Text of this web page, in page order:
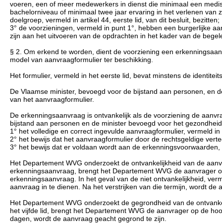
voeren, een of meer medewerkers in dienst die minimaal een
bachelorniveau of minimaal twee jaar ervaring in het verlenen
doelgroep, vermeld in artikel 44, eerste lid, van dit besluit, bezitten;
3° de voorzieningen, vermeld in punt 1°, hebben een burgerlijke
zijn aan het uitvoeren van de opdrachten in het kader van de
§ 2. Om erkend te worden, dient de voorziening een
model van aanvraagformulier ter beschikking.
Het formulier, vermeld in het eerste lid, bevat minstens de
De Vlaamse minister, bevoegd voor de bijstand aan personen, en
van het aanvraagformulier.
De erkenningsaanvraag is ontvankelijk als de voorziening de
bijstand aan personen en de minister bevoegd voor het
1° het volledige en correct ingevulde aanvraagformulier, vermeld
2° het bewijs dat het aanvraagformulier door de rechtsgeldige
3° het bewijs dat er voldaan wordt aan de
Het Departement WVG onderzoekt de ontvankelijkheid van de
erkenningsaanvraag, brengt het Departement WVG de aanvrager
erkenningsaanvraag. In het geval van de niet ontvankelijkheid,
aanvraag in te dienen. Na het verstrijken van die termijn, wordt de
Het Departement WVG onderzoekt de gegrondheid van de
het vijfde lid, brengt het Departement WVG de aanvrager op de
dagen, wordt de aanvraag geacht gegrond te zijn.